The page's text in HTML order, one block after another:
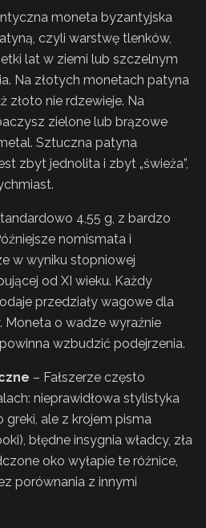
moneta byzantyjska
czyli warstwę tlenków,
lat w ziemi lub szczelnym
Na złotych monetach patyna
złoto nie rdzewieje. Na
zielone lub brązowe
Sztuczna patyna
zbyt jednolita i zbyt „świeża”,
4,55 g, z bardzo
nomismata i
w wyniku stopniowej
od XI wieku. Każdy
przedziały wagowe dla
o wadze wyraźnie
wzbudzić podejrzenia.
– Fałszerze często
nieprawidłowa stylistyka
greki, ale z krojem pisma
błędne insygnia władcy, zła
oko wyłapie te różnice,
porównania z innymi